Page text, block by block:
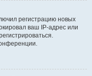
регистрацию новых
ваш IP-адрес или